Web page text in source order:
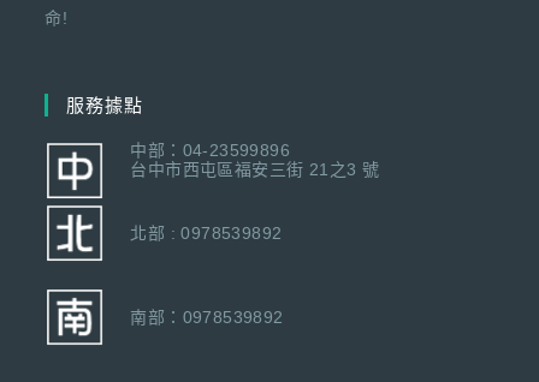
命!
服務據點
中部：04-23599896
台中市西屯區福安三街 21之3 號
北部 : 0978539892
南部：0978539892